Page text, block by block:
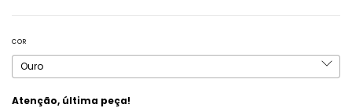
COR
Atenção, última peça!